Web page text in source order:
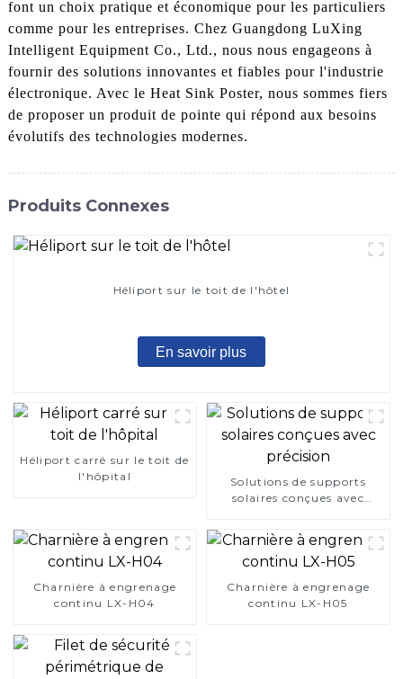
font un choix pratique et économique pour les particuliers
comme pour les entreprises. Chez Guangdong LuXing
Intelligent Equipment Co., Ltd., nous nous engageons à
fournir des solutions innovantes et fiables pour l'industrie
électronique. Avec le Heat Sink Poster, nous sommes fiers
de proposer un produit de pointe qui répond aux besoins
évolutifs des technologies modernes.
Produits Connexes
Héliport sur le toit de l'hôtel
En savoir plus
Héliport carré sur le toit de
l'hôpital
Solutions de supports
solaires conçues avec
Charnière à engrenage
continu LX-H04
Charnière à engrenage
continu LX-H05